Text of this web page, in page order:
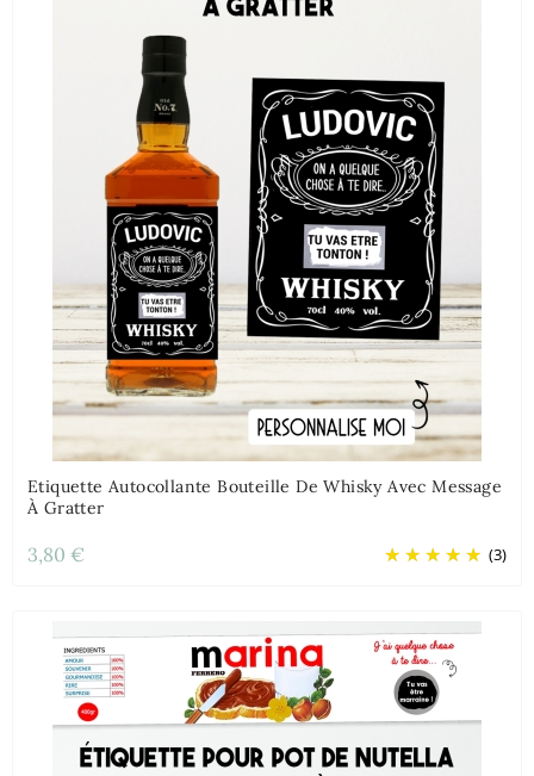
Etiquette Autocollante Bouteille De Whisky Avec Message
À Gratter
(3)
3,80 €